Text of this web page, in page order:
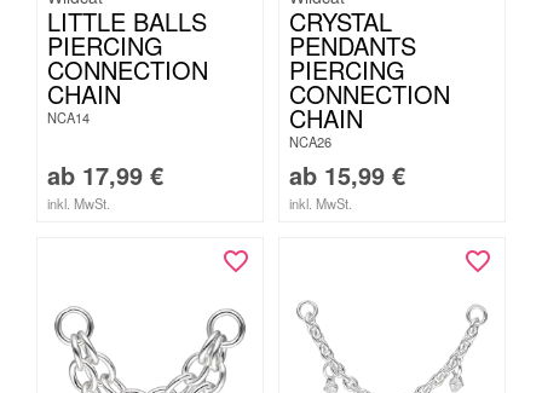
LITTLE BALLS
PIERCING
CONNECTION
CHAIN
NCA14
ab 17,99 €
inkl. MwSt.
CRYSTAL
PENDANTS
PIERCING
CONNECTION
CHAIN
NCA26
ab 15,99 €
inkl. MwSt.